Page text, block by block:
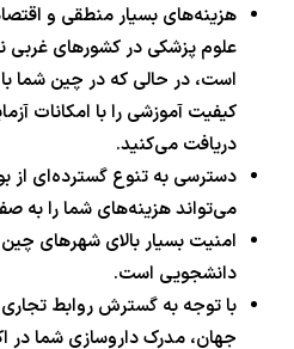
هزینه‌های بسیار منطقی و
علوم پزشکی در کشورهای غربی
است، در حالی که در چین شما
کیفیت آموزشی را با امکانات
دریافت می‌کنید.
دسترسی به تنوع گسترده‌ای
می‌تواند هزینه‌های شما را به
امنیت بسیار بالای شهرهای
دانشجویی است.
با توجه به گسترش روابط
جهان، مدرک داروسازی شما در